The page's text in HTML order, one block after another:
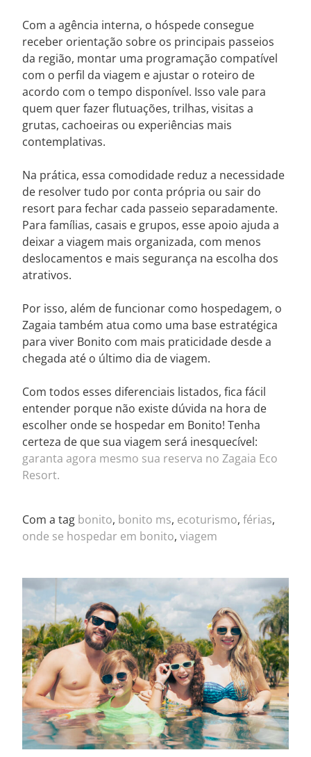
Com a agência interna, o hóspede consegue
receber orientação sobre os principais passeios
da região, montar uma programação compatível
com o perfil da viagem e ajustar o roteiro de
acordo com o tempo disponível. Isso vale para
quem quer fazer flutuações, trilhas, visitas a
grutas, cachoeiras ou experiências mais
contemplativas.
Na prática, essa comodidade reduz a necessidade
de resolver tudo por conta própria ou sair do
resort para fechar cada passeio separadamente.
Para famílias, casais e grupos, esse apoio ajuda a
deixar a viagem mais organizada, com menos
deslocamentos e mais segurança na escolha dos
atrativos.
Por isso, além de funcionar como hospedagem, o
Zagaia também atua como uma base estratégica
para viver Bonito com mais praticidade desde a
chegada até o último dia de viagem.
Com todos esses diferenciais listados, fica fácil
entender porque não existe dúvida na hora de
escolher onde se hospedar em Bonito! Tenha
certeza de que sua viagem será inesquecível:
garanta agora mesmo sua reserva no Zagaia Eco
Resort.
Com a tag bonito, bonito ms, ecoturismo, férias,
onde se hospedar em bonito, viagem